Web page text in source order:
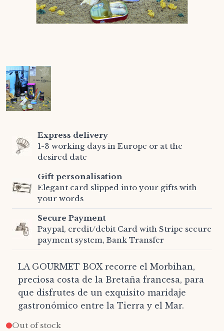
Express delivery
1-3 working days in Europe or at the
desired date
Gift personalisation
Elegant card slipped into your gifts with
your words
Secure Payment
Paypal, credit/debit Card with Stripe secure
payment system, Bank Transfer
LA GOURMET BOX recorre el Morbihan,
preciosa costa de la Bretaña francesa, para
que disfrutes de un exquisito maridaje
gastronómico entre la Tierra y el Mar.
Out of stock